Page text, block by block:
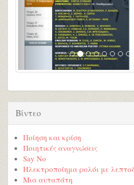
Βίντεο
Ποίηση και κρίση
Ποιητικές αναγνώσεις
Say No
Ηλεκτροποίημα ρολόι με
Μια αυταπάτη